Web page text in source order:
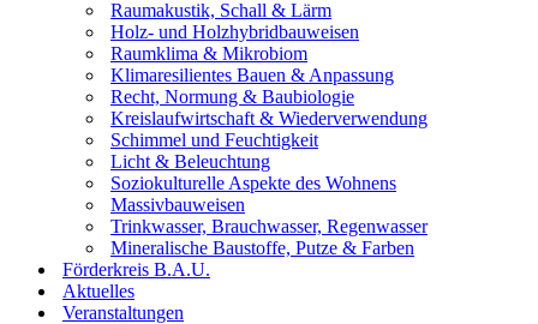
Raumakustik, Schall & Lärm
Holz- und Holzhybridbauweisen
Raumklima & Mikrobiom
Klimaresilientes Bauen & Anpassung
Recht, Normung & Baubiologie
Kreislaufwirtschaft & Wiederverwendung
Schimmel und Feuchtigkeit
Licht & Beleuchtung
Soziokulturelle Aspekte des Wohnens
Massivbauweisen
Trinkwasser, Brauchwasser, Regenwasser
Mineralische Baustoffe, Putze & Farben
Förderkreis B.A.U.
Aktuelles
Veranstaltungen